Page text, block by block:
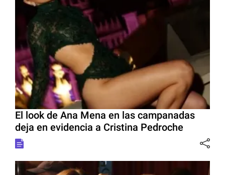
El look de Ana Mena en las campanadas
deja en evidencia a Cristina Pedroche